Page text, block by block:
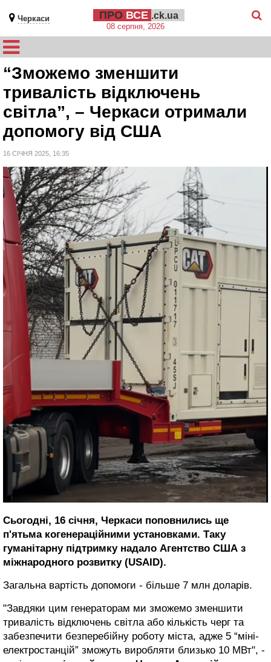
Черкаси ПРО ВСЕ .ck.ua
08 серпня, 2026
“Зможемо зменшити
тривалість відключень
світла”, – Черкаси отримали
допомогу від США
16 СІЧНЯ 2025, 16:35
Сьогодні, 16 січня, Черкаси поповнились ще
п'ятьма когенераційними установками. Таку
гуманітарну підтримку надало Агентство США з
міжнародного розвитку (USAID).
Загальна вартість допомоги - більше 7 млн доларів.
"Завдяки цим генераторам ми зможемо зменшити
тривалість відключень світла або кількість черг та
забезпечити безперебійну роботу міста, адже 5 “міні-
електростанцій” зможуть виробляти близько 10 МВт", -